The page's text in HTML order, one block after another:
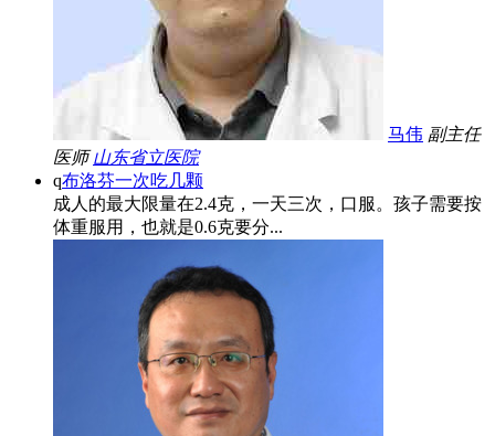
马伟 副主任
医师 山东省立医院
q布洛芬一次吃几颗
成人的最大限量在2.4克，一天三次，口服。孩子需要按
体重服用，也就是0.6克要分...